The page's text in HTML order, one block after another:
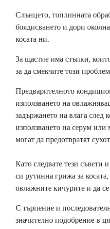
Слънцето, топлинната
боядисването и дори
косата ни.
За щастие има стъпки,
за да смекчите този
Предварителното
използването на
задържането на влага след
използването на серум
могат да предотвратят
Като следвате тези съвети
си рутинна грижа за
овлажните кичурите и да се
С търпение и
значително подобрение в